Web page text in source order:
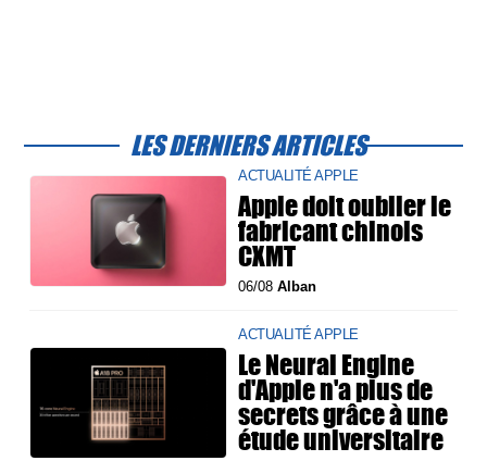
LES DERNIERS ARTICLES
ACTUALITÉ APPLE
Apple doit oublier le
fabricant chinois
CXMT
06/08Alban
ACTUALITÉ APPLE
Le Neural Engine
d'Apple n'a plus de
secrets grâce à une
étude universitaire